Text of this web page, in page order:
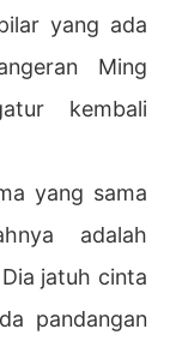
yang ada
Ming
kembali
yang sama
adalah
jatuh cinta
pandangan